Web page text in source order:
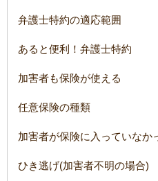
弁護士特約の適応範囲
あると便利！弁護士特約
加害者も保険が使える
任意保険の種類
加害者が保険に入っていなか
ひき逃げ(加害者不明の場合)